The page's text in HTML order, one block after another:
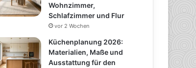
Wohnzimmer,
Schlafzimmer und Flur
vor 2 Wochen
Küchenplanung 2026:
Materialien, Maße und
Ausstattung für den